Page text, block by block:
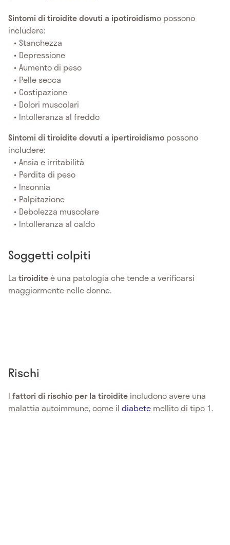
Sintomi di tiroiditedovuti a ipotiroidismo possono
includere:
Stanchezza
Depressione
Aumento di peso
Pelle secca
Costipazione
Dolori muscolari
Intolleranza al freddo
Sintomi di tiroidite dovuti a ipertiroidismo possono
includere:
Ansia e irritabilità
Perdita di peso
Insonnia
Palpitazione
Debolezza muscolare
Intolleranza al caldo
Soggetti colpiti
La tiroiditeè una patologia che tende a verificarsi
maggiormente nelle donne.
Rischi
I fattori di rischio per la tiroidite includono avere una
malattia autoimmune, come il diabete mellito di tipo 1.